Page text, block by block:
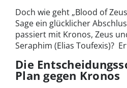
Doch wie geht „Blood of
Sage ein glücklicher
passiert mit Kronos, Zeus
Seraphim (Elias Toufexis)?
Die
Plan gegen Kronos